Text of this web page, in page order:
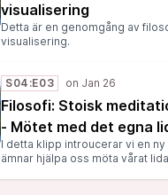
visualisering
Detta är en genomgång av
visualisering.
S04:E03
Filosofi: Stoisk
- Mötet med det egna
I detta klipp introucerar vi en
ämnar hjälpa oss möta vårat